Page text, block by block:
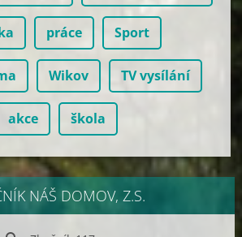
práce Sport
Wikov TV vysílání
akce škola
NÁŠ DOMOV, Z.S.